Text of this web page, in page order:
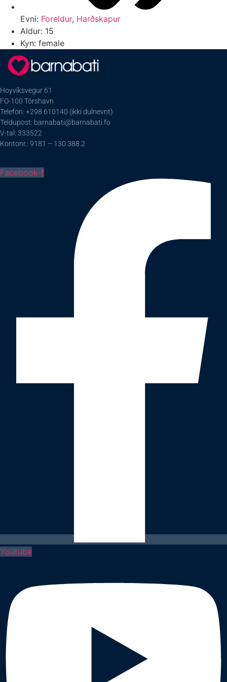
Evni: Foreldur, Harðskapur
Aldur: 15
Kyn: female
Hoyvíksvegur 61
FO-100 Tórshavn
Telefon: +298 610140 (ikki dulnevnt)
Teldupost: barnabati@barnabati.fo
V-tal: 333522
Kontonr.: 9181 – 130.388.2
Facebook-f
Youtube